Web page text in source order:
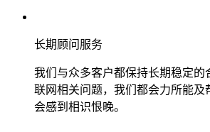
长期顾问服务
我们与众多客户都保持长期稳定的
联网相关问题，我们都会力所能及
会感到相识恨晚。